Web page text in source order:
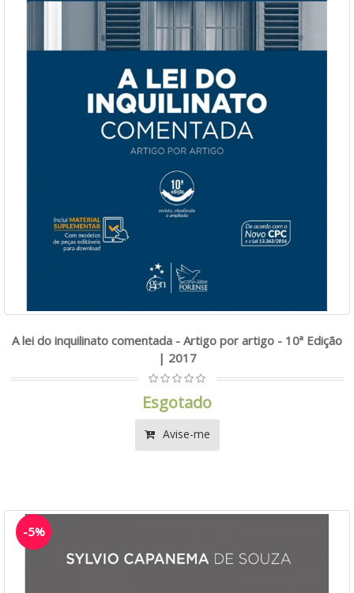
A lei do inquilinato comentada - Artigo por artigo - 10ª Edição
| 2017
Esgotado
Avise-me
-5%